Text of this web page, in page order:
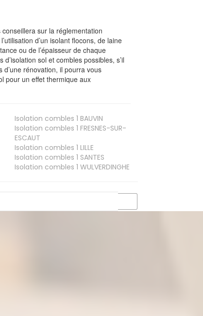
sur la réglementation
d’un isolant flocons, de laine
ou de l’épaisseur de chaque
sol et combles possibles, s’il
rénovation, il pourra vous
pour un effet thermique aux
Isolation combles 1 BAUVIN
Isolation combles 1 FRESNES-SUR-
ESCAUT
Isolation combles 1 LILLE
Isolation combles 1 SANTES
Isolation combles 1 WULVERDINGHE